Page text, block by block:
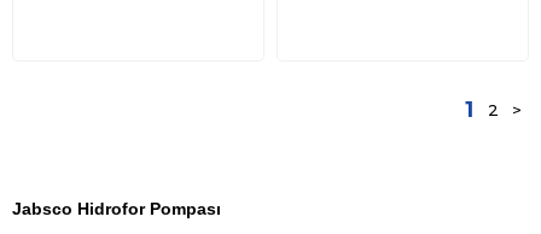
1 2 >
Jabsco Hidrofor Pompası